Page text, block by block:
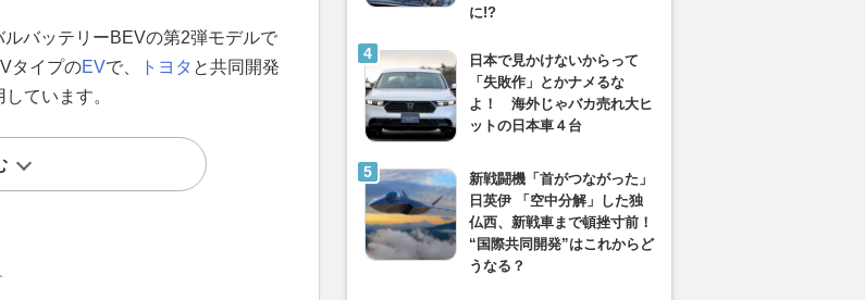
バッテリーBEVの第2弾モデルで
タイプのEVで、 トヨタ と共同開発
ています。
に!?
日本で見かけないからって
「失敗作」とかナメるな
よ！ 海外じゃバカ売れ大ヒ
ットの日本車４台
新戦闘機「首がつながった」
日英伊 「空中分解」した独
仏西、新戦車まで頓挫寸前！
“国際共同開発”はこれからど
うなる？